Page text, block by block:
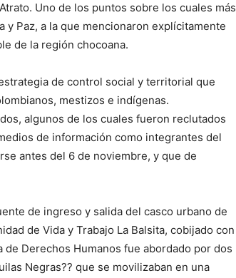
Uno de los puntos sobre los cuales más
Paz, a la que mencionaron explícitamente
de la región chocoana.
de control social y territorial que
mestizos e indígenas.
algunos de los cuales fueron reclutados
de información como integrantes del
antes del 6 de noviembre, y que de
de ingreso y salida del casco urbano de
de Vida y Trabajo La Balsita, cobijado con
Derechos Humanos fue abordado por dos
Negras?? que se movilizaban en una